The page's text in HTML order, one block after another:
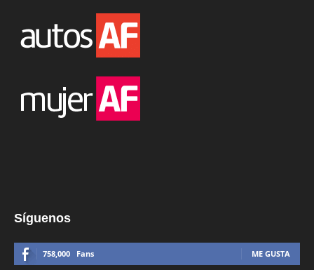
Síguenos
758,000 Fans ME GUSTA